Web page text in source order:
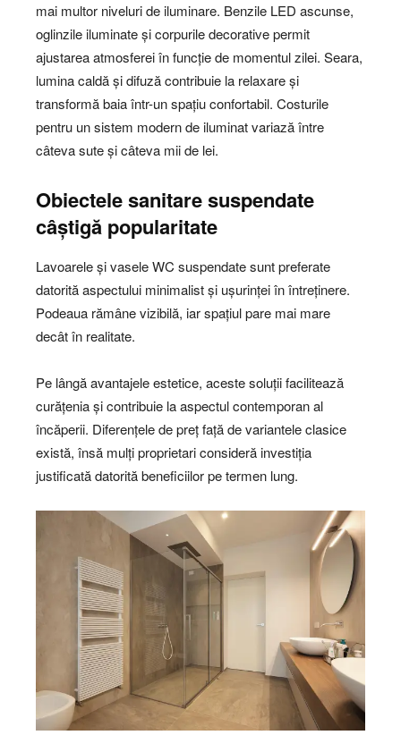
mai multor niveluri de iluminare. Benzile LED ascunse,
oglinzile iluminate și corpurile decorative permit
ajustarea atmosferei în funcție de momentul zilei. Seara,
lumina caldă și difuză contribuie la relaxare și
transformă baia într-un spațiu confortabil. Costurile
pentru un sistem modern de iluminat variază între
câteva sute și câteva mii de lei.
Obiectele sanitare suspendate
câștigă popularitate
Lavoarele și vasele WC suspendate sunt preferate
datorită aspectului minimalist și ușurinței în întreținere.
Podeaua rămâne vizibilă, iar spațiul pare mai mare
decât în realitate.
Pe lângă avantajele estetice, aceste soluții facilitează
curățenia și contribuie la aspectul contemporan al
încăperii. Diferențele de preț față de variantele clasice
există, însă mulți proprietari consideră investiția
justificată datorită beneficiilor pe termen lung.